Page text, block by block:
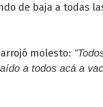
de baja a todas
molesto:
a todos acá a